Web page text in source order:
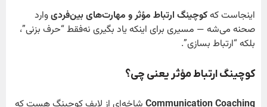
اینجاست کهکوچینگ ارتباط مؤثر و مهارت‌های بین‌فردیوارد
صحنه می‌شه — مسیری برای اینکه یاد بگیری نه‌فقط “حرف بزنی”،
بلکه “ارتباط بسازی”.
کوچینگ ارتباط مؤثر یعنی چی؟